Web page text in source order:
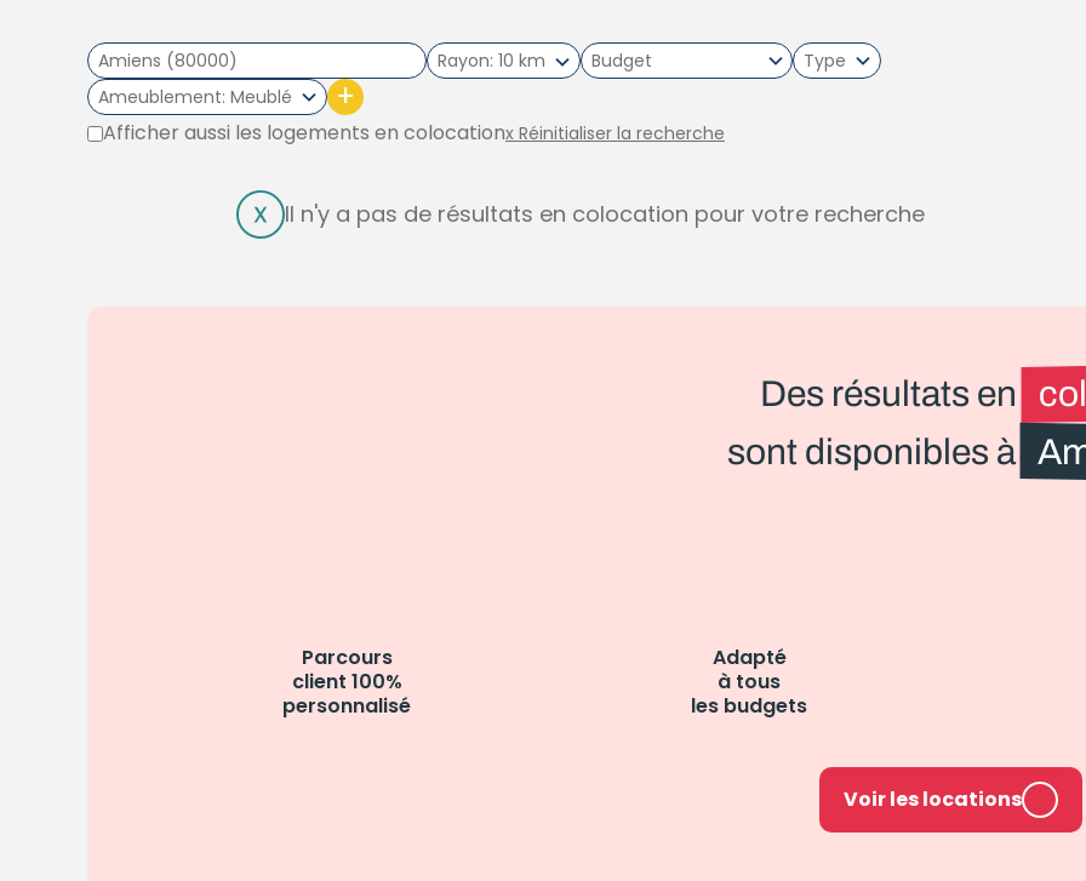
Rayon 10 km
Type
Ameublement Meublé +
Afficher aussi les logements en colocationx Réinitialiser la recherche
Il n'y a pas de résultats en colocation pour votre recherche
Des résultats en
sont disponibles à
Parcours
client 100%
personnalisé
Adapté
à tous
les budgets
Voir les locations